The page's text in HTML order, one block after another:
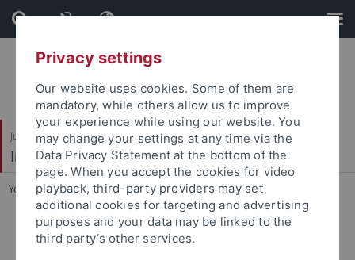
Skip
to
content
Skip
to
footer
Juristische Fakultät
Institut für Kriminologie
You are here: Startseite ... Muslime im Justizvollzug
Evaluation der Sozialen Diagnostik und daran anschließender
Privacy settings
Our website uses cookies. Some of them are
mandatory, while others allow us to improve
your experience while using our website. You
may change your settings at any time via the
Data Privacy Statement at the bottom of the
page. When you accept the cookies for video
playback, third-party providers may set
additional cookies for targeting and advertising
purposes and your data may be linked to the
third party’s other services.